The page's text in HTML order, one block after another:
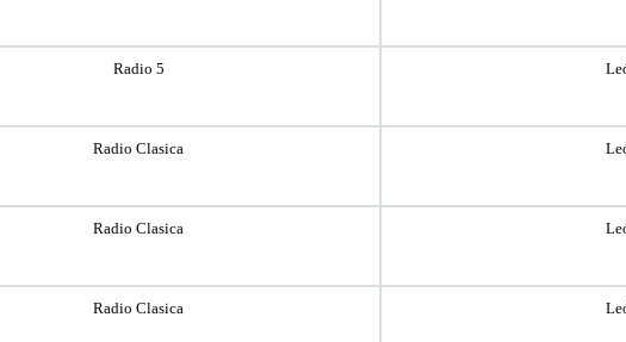
Radio 5
Radio Clasica
Radio Clasica
Radio Clasica